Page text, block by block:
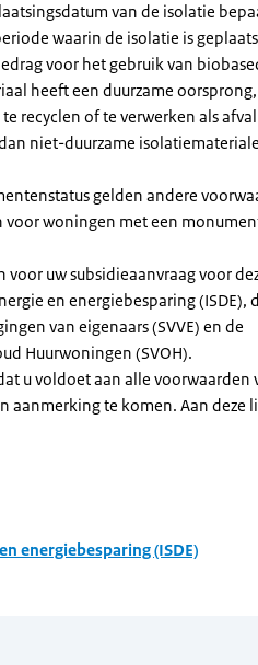
van de isolatie
waarin de isolatie is
voor het gebruik van
heeft een duurzame oorsprong,
recyclen of te verwerken als
niet-duurzame
gelden andere
woningen met een
uw subsidieaanvraag voor
en energiebesparing (ISDE),
van eigenaars (SVVE) en de
Huurwoningen (SVOH).
u voldoet aan alle voorwaarden
aanmerking te komen. Aan deze
energiebesparing (ISDE)